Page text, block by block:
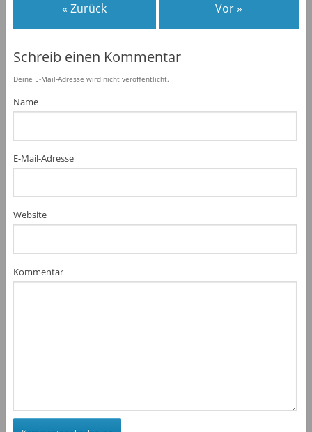
« Zurück Vor »
Schreib einen Kommentar
Deine E-Mail-Adresse wird nicht veröffentlicht.
Name
E-Mail-Adresse
Website
Kommentar